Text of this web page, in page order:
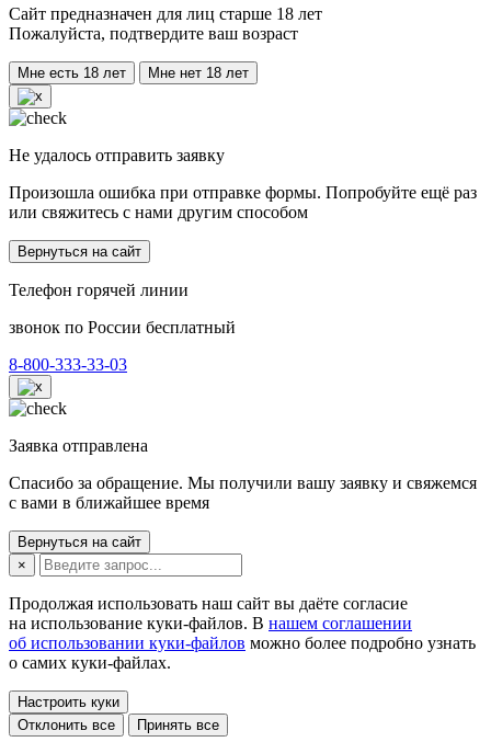
Сайт предназначен для лиц старше 18 лет
Пожалуйста, подтвердите ваш возраст
Мне есть 18 лет Мне нет 18 лет
Не удалось отправить заявку
Произошла ошибка при отправке формы. Попробуйте ещё раз
или свяжитесь с нами другим способом
Вернуться на сайт
Телефон горячей линии
звонок по России бесплатный
8-800-333-33-03
Заявка отправлена
Спасибо за обращение. Мы получили вашу заявку и свяжемся
с вами в ближайшее время
Вернуться на сайт
×
Продолжая использовать наш сайт вы даёте согласие
на использование куки-файлов. В нашем соглашении
об использовании куки-файлов можно более подробно узнать
о самих куки-файлах.
Настроить куки
Отклонить все
Принять все